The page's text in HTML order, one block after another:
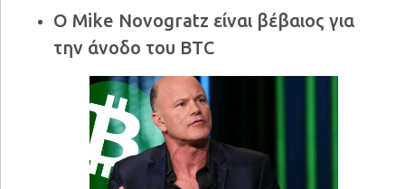
Ο Mike Novogratz είναι βέβαιος για
την άνοδο του BTC